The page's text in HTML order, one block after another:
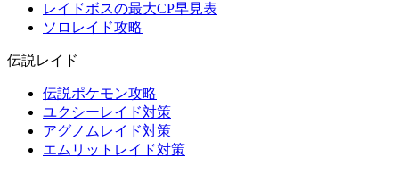
レイドボスの最大CP早見表
ソロレイド攻略
伝説レイド
伝説ポケモン攻略
ユクシーレイド対策
アグノムレイド対策
エムリットレイド対策